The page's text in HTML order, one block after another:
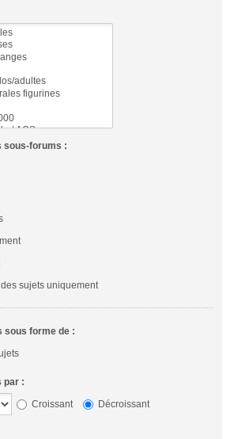
sous-forums :
sujets uniquement
sous forme de :
par :
Croissant
Décroissant